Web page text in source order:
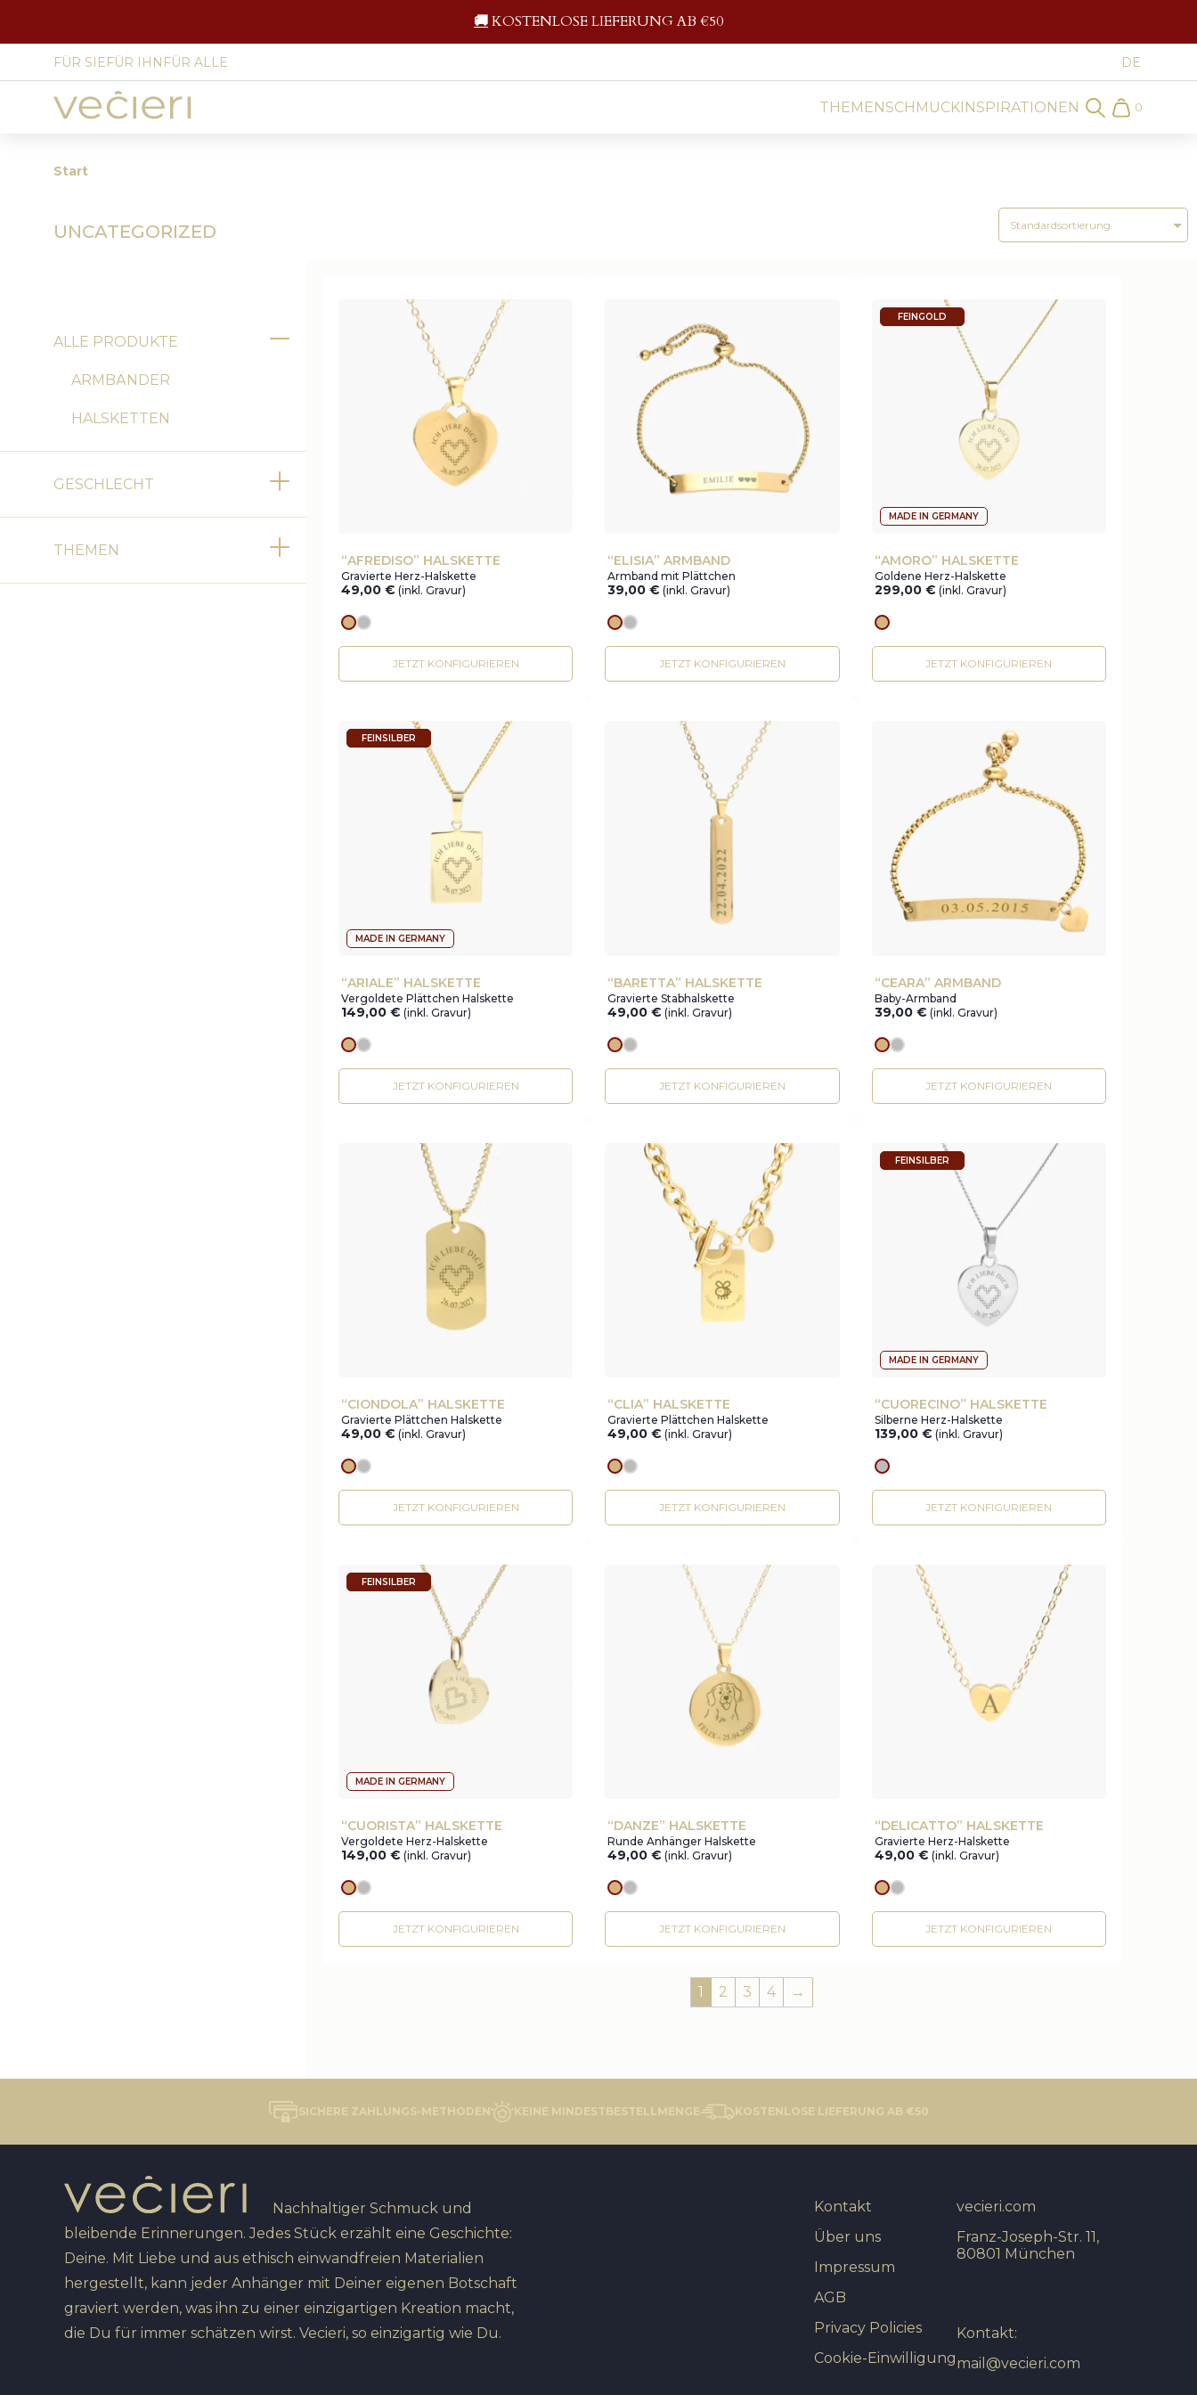
🚚KOSTENLOSE LIEFERUNG AB €50
FÜR SIEFÜR IHN FÜR ALLE
Site
language
select
THEMENSCHMUCKINSPIRATIONEN Search
Cart
0
Start
UNCATEGORIZED
ALLE PRODUKTE Toggle
ARMBÄNDER
HALSKETTEN
GESCHLECHT Toggle
THEMEN Toggle “AFREDISO” HALSKETTE
Gravierte Herz-Halskette
49,00 € (inkl. Gravur)
Goldes
silver
JETZT KONFIGURIEREN
“ELISIA” ARMBAND
Armband mit Plättchen
39,00€ (inkl. Gravur)
Goldes
silver
JETZT KONFIGURIEREN
FEINGOLD
MADE IN GERMANY
“AMORO” HALSKETTE
Goldene Herz-Halskette
299,00 € (inkl. Gravur)
Goldes
JETZT KONFIGURIEREN
FEINSILBER
MADE IN GERMANY
“ARIALE” HALSKETTE
Vergoldete Plättchen Halskette
149,00 € (inkl. Gravur)
Goldes
silver
JETZT KONFIGURIEREN
“BARETTA” HALSKETTE
Gravierte Stabhalskette
49,00€ (inkl. Gravur)
Goldes
silver
JETZT KONFIGURIEREN
“CEARA” ARMBAND
Baby-Armband
39,00 € (inkl. Gravur)
Goldes
silver
JETZT KONFIGURIEREN
“CIONDOLA” HALSKETTE
Gravierte Plättchen Halskette
49,00 € (inkl. Gravur)
Goldes
silver
JETZT KONFIGURIEREN
“CLIA” HALSKETTE
Gravierte Plättchen Halskette
49,00€ (inkl. Gravur)
Goldes
silver
JETZT KONFIGURIEREN
FEINSILBER
MADE IN GERMANY
“CUORECINO” HALSKETTE
Silberne Herz-Halskette
139,00 € (inkl. Gravur)
silver
JETZT KONFIGURIEREN
FEINSILBER
MADE IN GERMANY
“CUORISTA” HALSKETTE
Vergoldete Herz-Halskette
149,00 € (inkl. Gravur)
Goldes
silver
JETZT KONFIGURIEREN
“DANZE” HALSKETTE
Runde Anhänger Halskette
49,00€ (inkl. Gravur)
Goldes
silver
JETZT KONFIGURIEREN
“DELICATTO” HALSKETTE
Gravierte Herz-Halskette
49,00 € (inkl. Gravur)
Goldes
silver
JETZT KONFIGURIEREN
1 2 3 4 →
SICHERE ZAHLUNGS-METHODEN KEINE MINDESTBESTELLMENGE KOSTENLOSE LIEFERUNG AB €50
Nachhaltiger Schmuck und
bleibende Erinnerungen. Jedes Stück erzählt eine Geschichte:
Deine. Mit Liebe und aus ethisch einwandfreien Materialien
hergestellt, kann jeder Anhänger mit Deiner eigenen Botschaft
graviert werden, was ihn zu einer einzigartigen Kreation macht,
die Du für immer schätzen wirst. Vecieri, so einzigartig wie Du.
Kontakt
Über uns
Impressum
AGB
Privacy Policies
Cookie-Einwilligung
vecieri.com
Franz-Joseph-Str. 11,
80801 München
Kontakt:
mail@vecieri.com